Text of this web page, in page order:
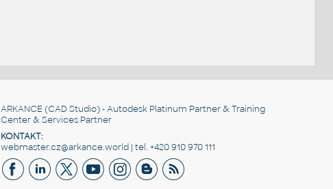
ARKANCE (CAD Studio) - Autodesk Platinum Partner & Training
Center & Services Partner
KONTAKT:
webmaster.cz@arkance.world | tel. +420 910 970 111